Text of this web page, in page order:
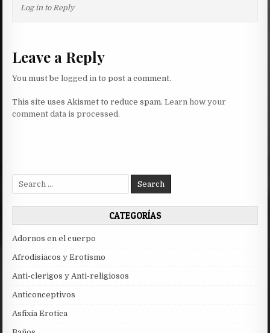
Log in to Reply
Leave a Reply
You must belogged in to post a comment.
This site uses Akismet to reduce spam.Learn how your
comment data is processed.
Search
for:
CATEGORÍAS
Adornos en el cuerpo
Afrodisiacos y Erotismo
Anti-clerigos y Anti-religiosos
Anticonceptivos
Asfixia Erotica